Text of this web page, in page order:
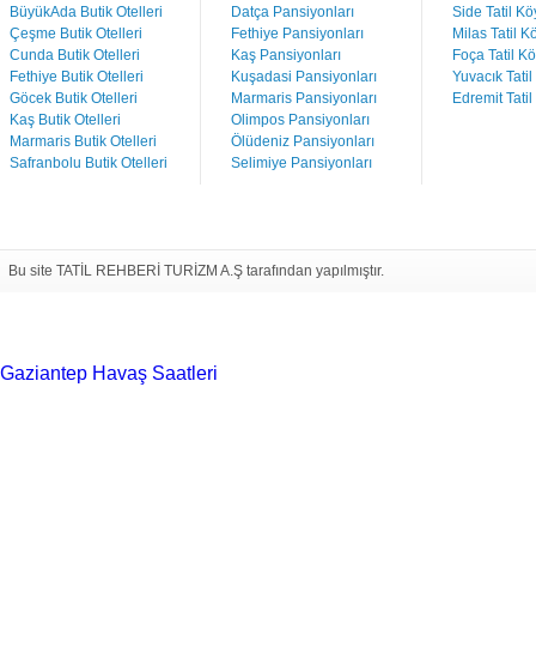
BüyükAda Butik Otelleri
Çeşme Butik Otelleri
Cunda Butik Otelleri
Fethiye Butik Otelleri
Göcek Butik Otelleri
Kaş Butik Otelleri
Marmaris Butik Otelleri
Safranbolu Butik Otelleri
Datça Pansiyonları
Fethiye Pansiyonları
Kaş Pansiyonları
Kuşadasi Pansiyonları
Marmaris Pansiyonları
Olimpos Pansiyonları
Ölüdeniz Pansiyonları
Selimiye Pansiyonları
Side Tatil
Milas Tatil
Foça Tatil
Yuvacık
Edremit
Bu site TATİL REHBERİ TURİZM A.Ş tarafından yapılmıştır.
Gaziantep Havaş Saatleri